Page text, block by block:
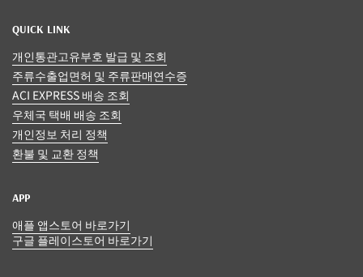
QUICK LINK
개인통관고유부호 발급 및 조회
주류수출업면허 및 주류판매연수증
ACI EXPRESS 배송 조회
우체국 택배 배송 조회
개인정보 처리 정책
환불 및 교환 정책
APP
애플 앱스토어 바로가기
구글 플레이스토어 바로가기